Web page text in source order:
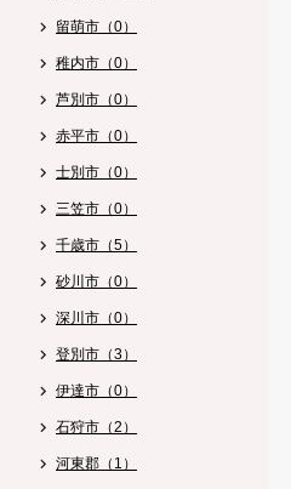
留萌市（0）
稚内市（0）
芦別市（0）
赤平市（0）
士別市（0）
三笠市（0）
千歳市（5）
砂川市（0）
深川市（0）
登別市（3）
伊達市（0）
石狩市（2）
河東郡（1）